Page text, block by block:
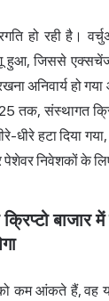
हो रही है।
जिससे
अनिवार्य हो
तक, संस्थागत
धीरे हटा दिया
निवेशकों के
क्रिप्टो बाजार
कम आंकते हैं, वह